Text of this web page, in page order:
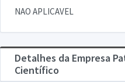
NAO APLICAVEL
Detalhes da Empresa
Científico